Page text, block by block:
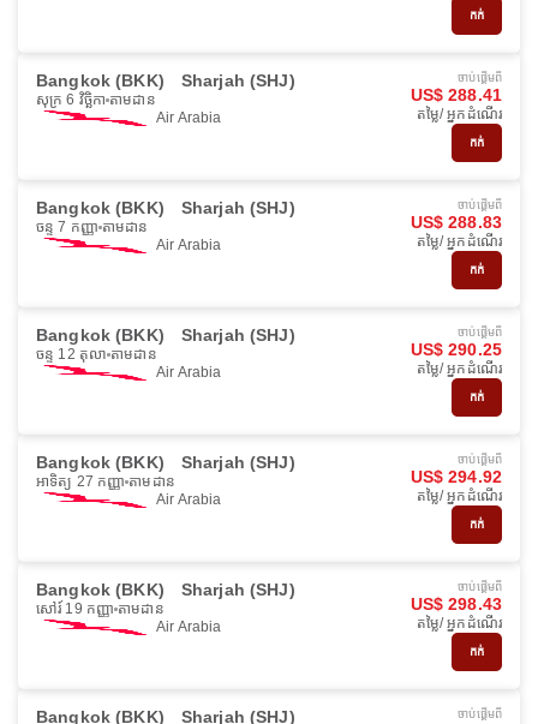
កក់
Bangkok (BKK) Sharjah (SHJ)
សុក្រ 6 វិច្ឆិកា តាមដាន
Air Arabia
ចាប់ផ្ដើមពី
US$ 288.41
តម្លៃ/ អ្នកដំណើរ
កក់
Bangkok (BKK) Sharjah (SHJ)
ចន្ទ 7 កញ្ញា តាមដាន
Air Arabia
ចាប់ផ្ដើមពី
US$ 288.83
តម្លៃ/ អ្នកដំណើរ
កក់
Bangkok (BKK) Sharjah (SHJ)
ចន្ទ 12 តុលា តាមដាន
Air Arabia
ចាប់ផ្ដើមពី
US$ 290.25
តម្លៃ/ អ្នកដំណើរ
កក់
Bangkok (BKK) Sharjah (SHJ)
អាទិត្យ 27 កញ្ញា តាមដាន
Air Arabia
ចាប់ផ្ដើមពី
US$ 294.92
តម្លៃ/ អ្នកដំណើរ
កក់
Bangkok (BKK) Sharjah (SHJ)
សៅរ៍ 19 កញ្ញា តាមដាន
Air Arabia
ចាប់ផ្ដើមពី
US$ 298.43
តម្លៃ/ អ្នកដំណើរ
កក់
Bangkok (BKK) Sharjah (SHJ) ចាប់ផ្ដើមពី